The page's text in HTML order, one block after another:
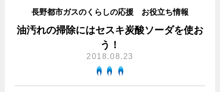
料金メニュー
料金表
ご請求とお支払いについて
設備別に比較する
ガスコンロとIHクッキングヒーターの比較
長野都市ガスのくらしの応援 お役立ち情報
油汚れの掃除にはセスキ炭酸ソーダを使お
う！
2018.08.23